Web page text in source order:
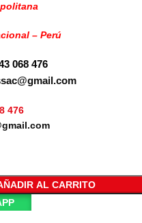
– Perú
068 476
476
AL CARRITO